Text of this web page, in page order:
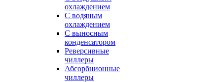
охлаждением
С водяным
охлаждением
С выносным
конденсатором
Реверсивные
чиллеры
Абсорбционные
чиллеры